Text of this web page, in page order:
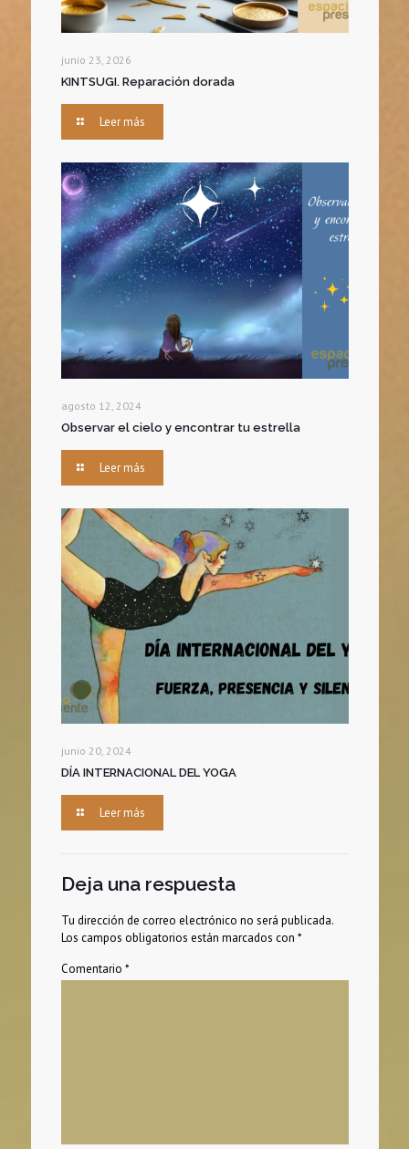
junio 23, 2026
KINTSUGI. Reparación dorada
Leer más
agosto 12, 2024
Observar el cielo y encontrar tu estrella
Leer más
junio 20, 2024
DÍA INTERNACIONAL DEL YOGA
Leer más
Deja una respuesta
Tu dirección de correo electrónico no será publicada.
Los campos obligatorios están marcados con *
Comentario *